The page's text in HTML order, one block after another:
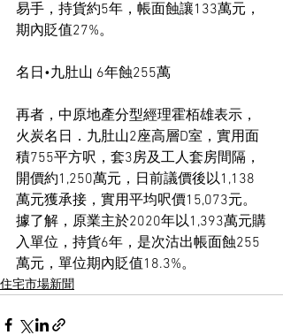
易手，持貨約5年，帳面蝕讓133萬元，
期內貶值27%。
名日•九肚山 6年蝕255萬
再者，中原地產分型經理霍栢雄表示，
火炭名日．九肚山2座高層D室，實用面
積755平方呎，套3房及工人套房間隔，
開價約1,250萬元，日前議價後以1,138
萬元獲承接，實用平均呎價15,073元。
據了解，原業主於2020年以1,393萬元購
入單位，持貨6年，是次沽出帳面蝕255
萬元，單位期內貶值18.3%。
住宅市場新聞